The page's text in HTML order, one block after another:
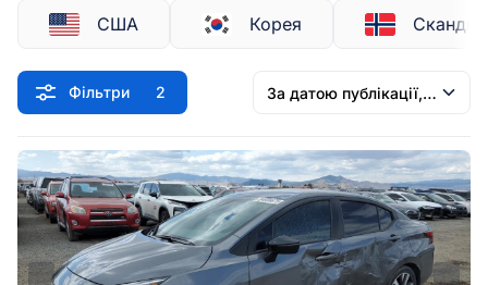
США Корея
Фільтри 2